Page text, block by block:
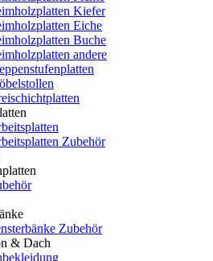
Kiefer
Eiche
Buche
andere
Zubehör
Zubehör
& Dach